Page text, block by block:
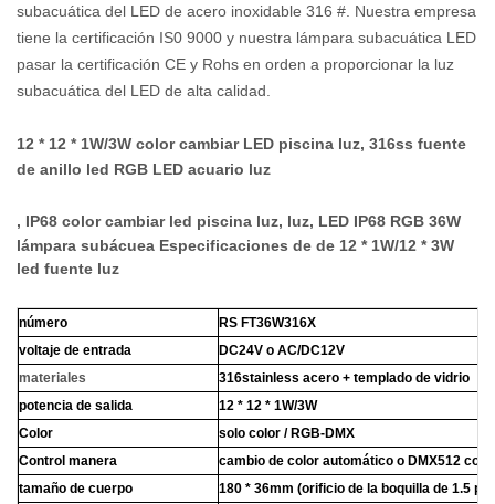
subacuática del LED de acero inoxidable 316 #. Nuestra empresa
tiene la certificación IS0 9000 y nuestra lámpara subacuática LED
pasar la certificación CE y Rohs en orden a proporcionar la luz
subacuática del LED de alta calidad.
12 * 12 * 1W/3W color cambiar LED piscina luz, 316ss fuente
de anillo led RGB LED acuario luz
, IP68 color cambiar led piscina luz, luz, LED IP68 RGB 36W
lámpara subácuea Especificaciones de de 12 * 1W/12 * 3W
led fuente luz
número
RS FT36W316X
voltaje de entrada
DC24V o AC/DC12V
materiales
316stainless acero + templado de vidrio
potencia de salida
12 * 12 * 1W/3W
Color
solo color / RGB-DMX
Control manera
cambio de color automático o DMX512
tamaño de cuerpo
180 * 36mm (orificio de la boquilla de 1.5